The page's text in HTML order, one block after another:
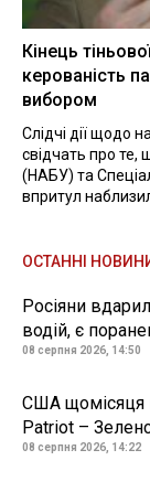
Кінець
керованість
вибором
Слідчі дії щодо
свідчать про те,
(НАБУ) та
впритул
ОСТАННІ
Росіяни
водій, є
08 серпня 2026, 14:50
США щомісяця
Patriot –
08 серпня 2026, 14:22